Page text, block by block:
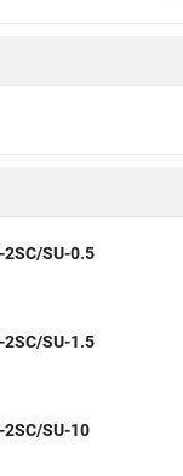
2SC/SU-0.5
2SC/SU-1.5
2SC/SU-10